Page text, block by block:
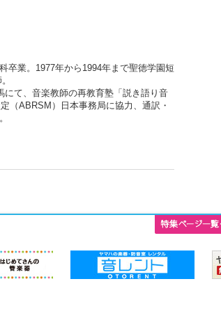
卒業。1977年から1994年まで聖徳学園短
にて、音楽教師の再教育塾「説き語り音
（ABRSM）日本事務局に協力、通訳・